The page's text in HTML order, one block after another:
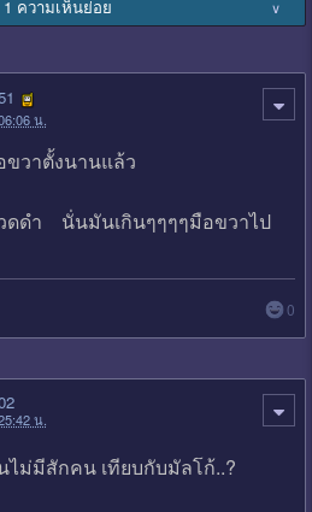
ความเห็นย่อย ∨
น.
วาตั้งนานแล้ว
ดำ นั่นมันเกินๆๆๆๆมือขวาไป
0
น.
ม่มีสักคน เทียบกับมัลโก้..?